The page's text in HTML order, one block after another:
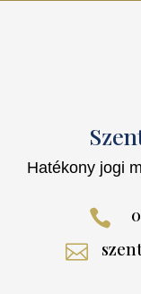
Hatékony jogi

